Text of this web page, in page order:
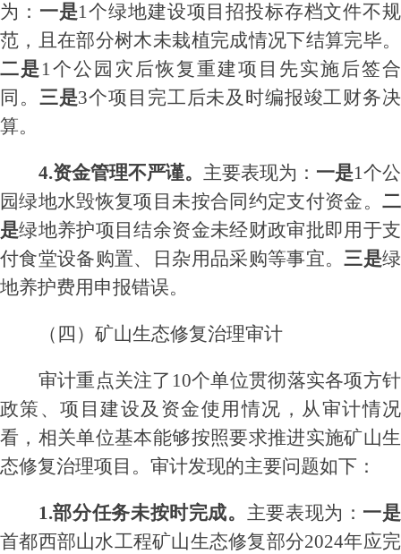
为： 一是1个绿地建设项目招投标存档文件不规
范 ，且在部分树木未栽植完成情况下结算完毕。
二是1个公园灾后恢复重建项目先实施后签合
同 。 三是3个项目 完工后未及时编报竣工财务决
算。
4.资金管理不严谨。 主要表现为： 一是1个公
园绿地水毁恢复项目未按合同约定支付资金。 二
是绿地养护项目结余资金未经财政审批即用于支
付食堂设备购置、日杂用品采购等事宜。三是绿
地养护费用申报错误。
（四） 矿山生态修复治理审计
审计重点关注了 10个单位贯彻落实各项方针
政策、项目建设及 资金使用情况 ， 从审计情况
看， 相关单位基本能够按照要求推进实施矿山生
态修复治理项目 。 审计发现的主要问题如下：
1.部分任务未按时完成。 主要表现为： 一是
首都西部山水工程矿山生态修复部分2024年应完